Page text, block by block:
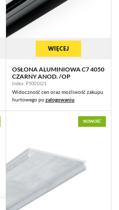
WIĘCEJ
OSŁONA ALUMINIOWA C7 4050
CZARNY ANOD. /OP
Index: P5001621
Widoczność cen oraz możliwość zakupu
hurtowego pozalogowaniu
NOWOŚĆ